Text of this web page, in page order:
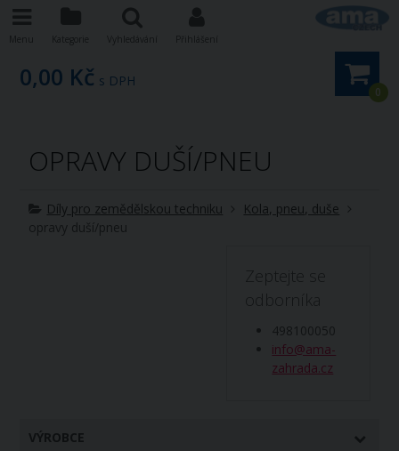
0
0,00 Kč s DPH
OPRAVY DUŠÍ/PNEU
Díly pro zemědělskou techniku
Kola, pneu, duše
opravy duší/pneu
Zeptejte se
odborníka
498100050
info@ama-
zahrada.cz
VÝROBCE
Menu Kategorie Vyhledávání Přihlášení